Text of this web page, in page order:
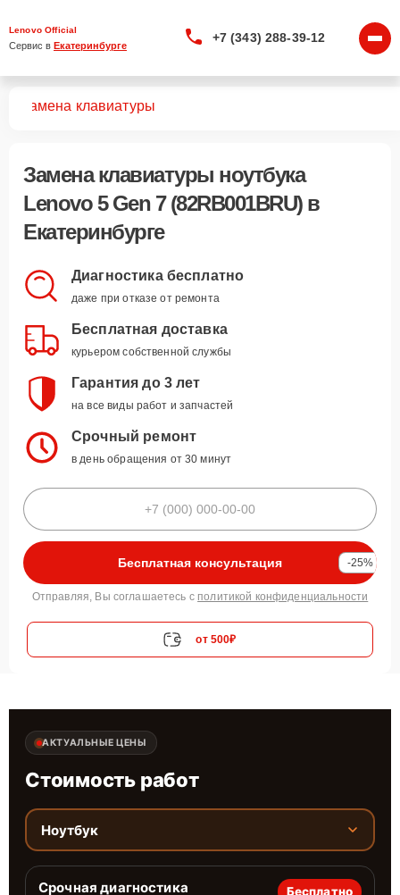
Lenovo Official
Сервис в Екатеринбурге
+7 (343) 288-39-12
Замена клавиатуры
Замена клавиатуры ноутбука
Lenovo 5 Gen 7 (82RB001BRU) в
Екатеринбурге
Диагностика бесплатно
даже при отказе от ремонта
Бесплатная доставка
курьером собственной службы
Гарантия до 3 лет
на все виды работ и запчастей
Срочный ремонт
в день обращения от 30 минут
Бесплатная консультация -25%
Отправляя, Вы соглашаетесь с политикой конфиденциальности
от 500₽
АКТУАЛЬНЫЕ ЦЕНЫ
Стоимость работ
Ноутбук
Срочная диагностика Бесплатно